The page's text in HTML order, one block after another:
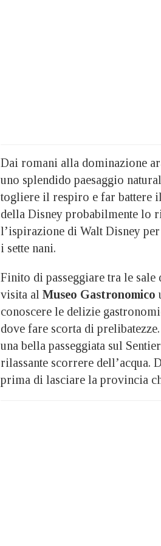
Dai romani alla dominazione
uno splendido paesaggio
togliere il respiro e far battere
della Disney probabilmente lo
l’ispirazione di Walt Disney
i sette nani.
Finito di passeggiare tra le
visita al Museo Gastronomico
conoscere le delizie
dove fare scorta di
una bella passeggiata sul
rilassante scorrere dell’acqua.
prima di lasciare la provincia